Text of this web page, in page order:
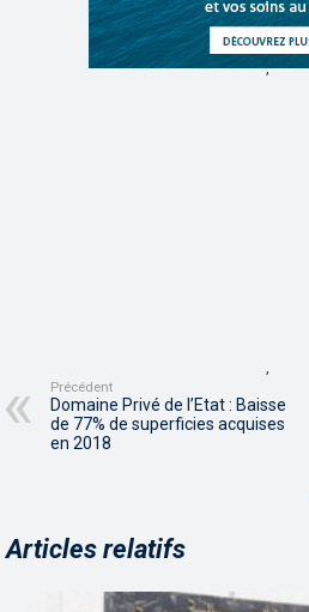
,
,
Précédent
Domaine Privé de l’Etat : Baisse
de 77% de superficies acquises
en 2018
Articles relatifs